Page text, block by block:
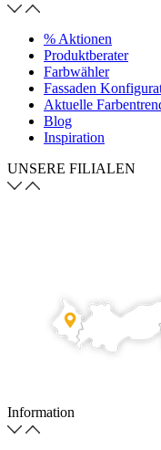
% Aktionen
Produktberater
Farbwähler
Fassaden
Aktuelle
Blog
Inspiration
UNSERE FILIALEN
Information